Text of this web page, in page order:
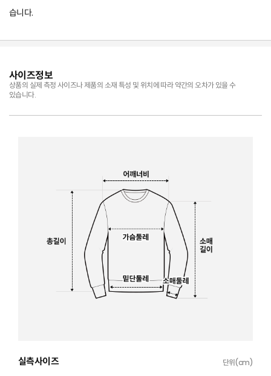
습니다.
사이즈정보
상품의 실제 측정 사이즈나 제품의 소재 특성 및 위치에 따라 약간의 오차가 있을 수
있습니다.
실측사이즈 단위(cm)